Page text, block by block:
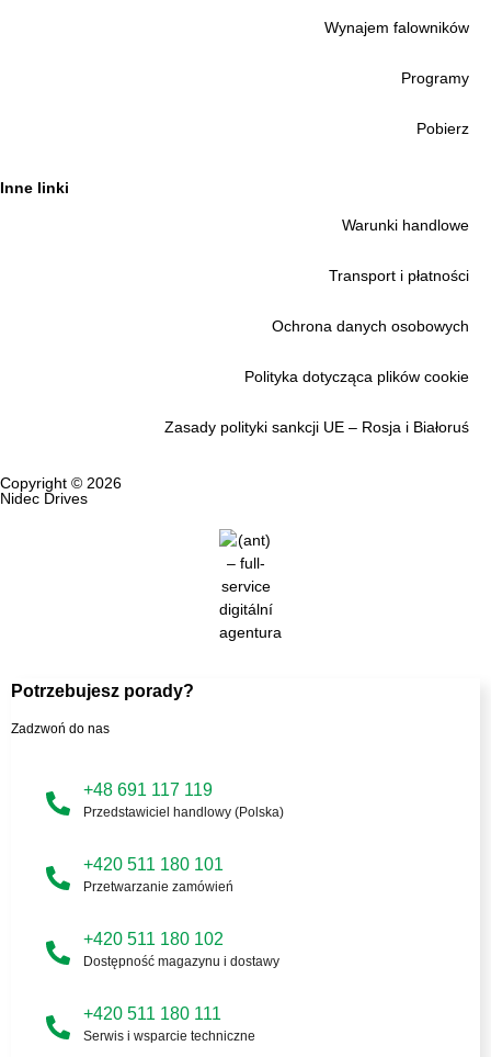
Wynajem falowników
Programy
Pobierz
Inne linki
Warunki handlowe
Transport i płatności
Ochrona danych osobowych
Polityka dotycząca plików cookie
Zasady polityki sankcji UE – Rosja i Białoruś
Copyright © 2026
Nidec Drives
Potrzebujesz porady?
Zadzwoń do nas
+48 691 117 119
Przedstawiciel handlowy (Polska)
+420 511 180 101
Przetwarzanie zamówień
+420 511 180 102
Dostępność magazynu i dostawy
+420 511 180 111
Serwis i wsparcie techniczne